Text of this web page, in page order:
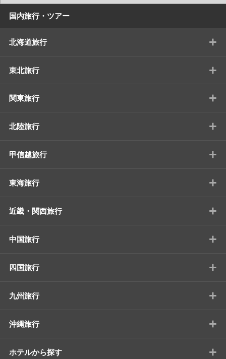
国内旅行・ツアー
北海道旅行 +
東北旅行 +
関東旅行 +
北陸旅行 +
甲信越旅行 +
東海旅行 +
近畿・関西旅行 +
中国旅行 +
四国旅行 +
九州旅行 +
沖縄旅行 +
ホテルから探す +